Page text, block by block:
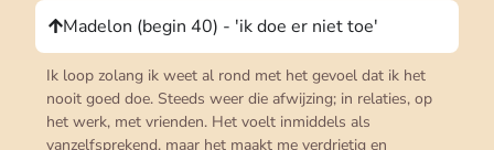
Madelon (begin 40) - 'ik doe er niet toe'
Ik loop zolang ik weet al rond met het gevoel dat ik het
nooit goed doe. Steeds weer die afwijzing; in relaties, op
het werk, met vrienden. Het voelt inmiddels als
vanzelfsprekend, maar het maakt me verdrietig en